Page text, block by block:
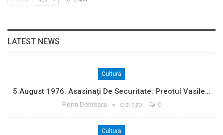
LATEST NEWS
Cultură
5 August 1976. Asasinați De Securitate: Preotul Vasile…
Florin Dobrescu o zi ago 0
Cultură